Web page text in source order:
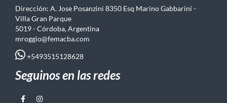
Dirección: A. Jose Posanzini 8350 Esq Marino Gabbarini -
Villa Gran Parque
5019 - Córdoba, Argentina
mroggio@femacba.com
+5493515128628
Seguinos en las redes